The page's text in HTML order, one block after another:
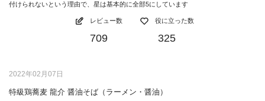
付けられないという理由で、星は基本的に全部5にしています
レビュー数
709
役に立った数
325
2022年02月07日
特級鶏蕎麦 龍介 醤油そば（ラーメン・醤油）